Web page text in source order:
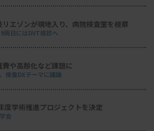
リエゾンが現地入り、病院検査室を視察
両日にはDVT検診へ
費や高齢化など課題に
検査DXテーマに議論
度学術推進プロジェクトを決定
会